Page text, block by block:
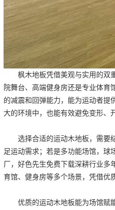
枫木地板凭借美观与实用的双
院舞台、高端健身房还是专业体育
的减震和回弹能力，能为运动者提
大的环境中，也能有效避免变形、
选择合适的运动木地板，需要结
足运动需求；若是多功能场馆， 球
厂，好色先生免费下载深耕行业多
育馆、健身房等多个场景，凭借优
优质的运动木地板能为场馆赋能